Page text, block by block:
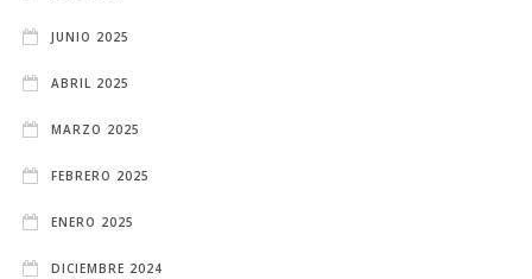
JUNIO 2025
ABRIL 2025
MARZO 2025
FEBRERO 2025
ENERO 2025
DICIEMBRE 2024